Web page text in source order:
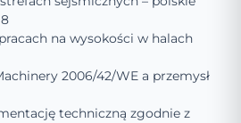
na wysokości w halach
2006/42/WE a przemysł
techniczną zgodnie z